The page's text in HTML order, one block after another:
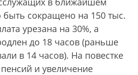
сокращено на 150 тыс.
урезана на 30%, а
до 18 часов (раньше
в 14 часов). На повестке
и увеличение